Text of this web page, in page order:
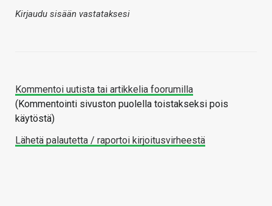
Kirjaudu sisään vastataksesi
Kommentoi uutista tai artikkelia foorumilla
(Kommentointi sivuston puolella toistakseksi pois
käytöstä)
Lähetä palautetta / raportoi kirjoitusvirheestä